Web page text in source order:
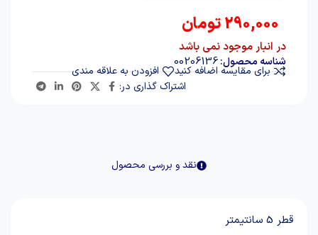
290,000تومان
در انبار موجود نمی باشد
شناسه محصول:00206136
برای مقایسه اضافه کنید
افزودن به علاقه مندی
اشتراک گذاری در:
نقد و بررسی محصول
قطر 5 سانتیمتر